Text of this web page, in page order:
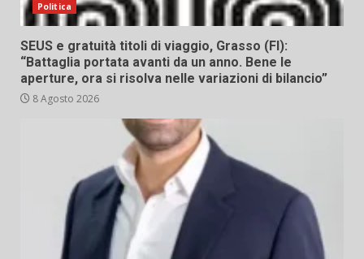
Politica
SEUS e gratuità titoli di viaggio, Grasso (FI):
“Battaglia portata avanti da un anno. Bene le
aperture, ora si risolva nelle variazioni di bilancio”
8 Agosto 2026